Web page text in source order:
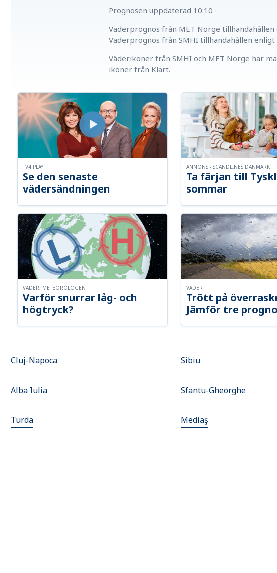
Prognosen uppdaterad 10:10
Väderprognos från MET Norge tillhandahållen
Väderprognos från SMHI tillhandahållen enligt
Väderikoner från SMHI och MET Norge har
ikoner från Klart.
Se den senaste
vädersändningen
TV4 PLAY
Ta färjan till
sommar
ANNONS - SCANDLINES DANMARK
Varför snurrar låg- och
högtryck?
VÄDER, METEOROLOGEN
Trött på
Jämför tre
VÄDER
Cluj-Napoca Sibiu
Alba Iulia Sfantu-Gheorghe
Turda Mediaş